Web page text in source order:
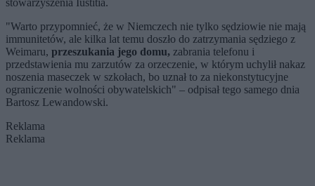
"Warto przypomnieć, że w Niemczech nie tylko sędziowie nie mają
immunitetów, ale kilka lat temu doszło do zatrzymania sędziego z
Weimaru, przeszukania jego domu, zabrania telefonu i
przedstawienia mu zarzutów za orzeczenie, w którym uchylił nakaz
noszenia maseczek w szkołach, bo uznał to za niekonstytucyjne
ograniczenie wolności obywatelskich" – odpisał tego samego dnia
Bartosz Lewandowski.
Reklama
Reklama